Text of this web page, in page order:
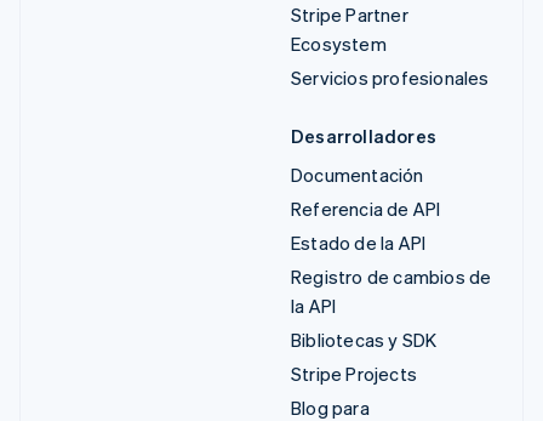
Stripe Partner
Ecosystem
Servicios profesionales
Desarrolladores
Documentación
Referencia de API
Estado de la API
Registro de cambios de
la API
Bibliotecas y SDK
Stripe Projects
Blog para